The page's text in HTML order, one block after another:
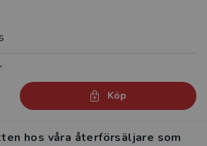
Köp
hos våra återförsäljare som